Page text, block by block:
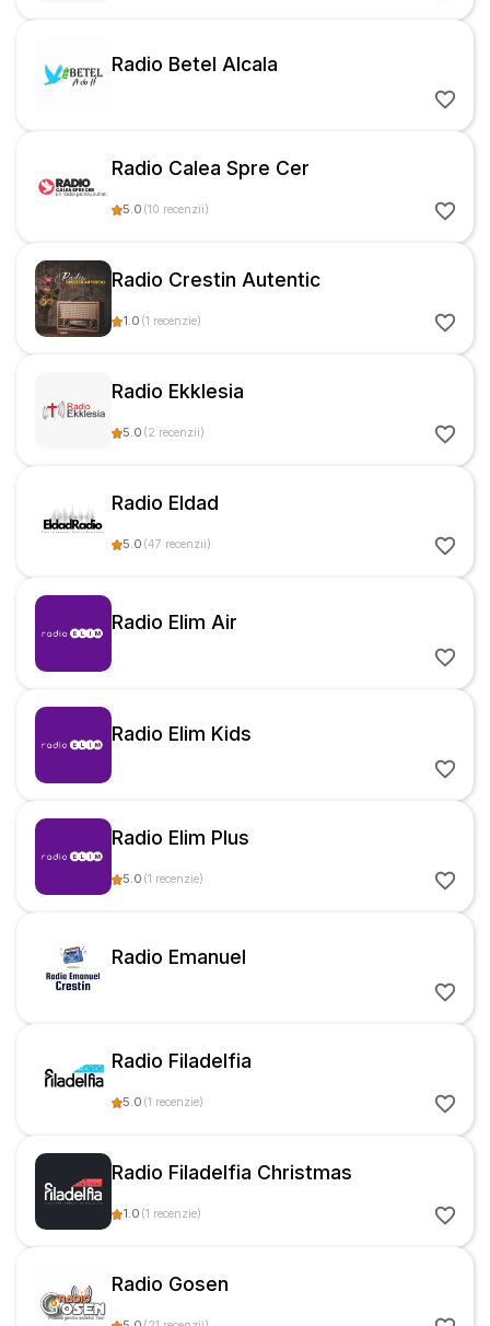
Radio Betel Alcala
Radio Calea Spre Cer
5.0 (10 recenzii)
Radio Crestin Autentic
1.0 (1 recenzie)
Radio Ekklesia
5.0 (2 recenzii)
Radio Eldad
5.0 (47 recenzii)
Radio Elim Air
Radio Elim Kids
Radio Elim Plus
5.0 (1 recenzie)
Radio Emanuel
Radio Filadelfia
5.0 (1 recenzie)
Radio Filadelfia Christmas
1.0 (1 recenzie)
Radio Gosen